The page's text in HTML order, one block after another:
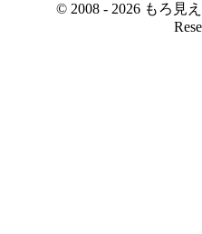
© 2008 - 2026 もろ見